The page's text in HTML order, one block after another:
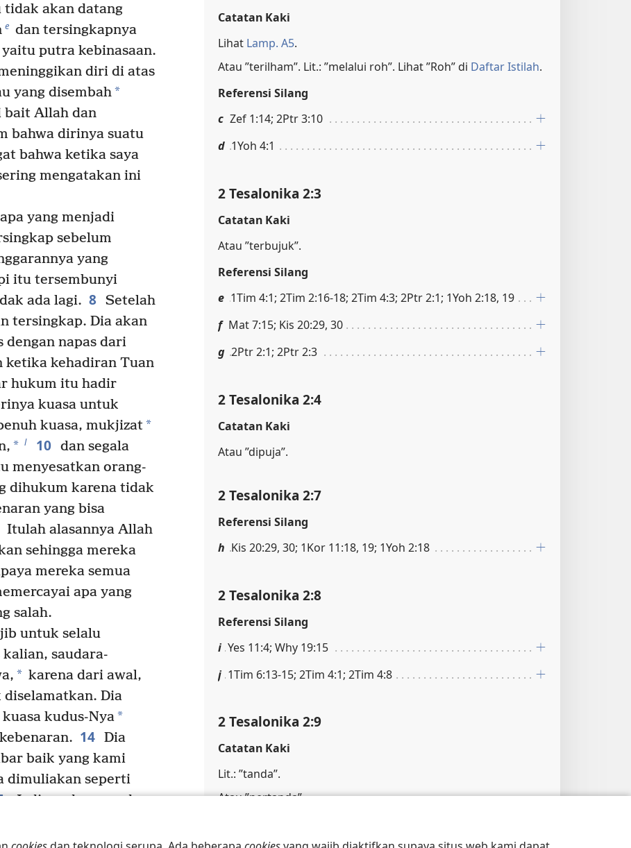
tidak akan datang
e dan tersingkapnya
yaitu putra kebinasaan.
diri di atas
yang disembah*
bait Allah dan
bahwa dirinya suatu
bahwa ketika saya
mengatakan ini
yang menjadi
sebelum
yang
itu tersembunyi
ada lagi. 8 Setelah
tersingkap. Dia akan
dengan napas dari
ketika kehadiran Tuan
hukum itu hadir
kuasa untuk
kuasa, mukjizat*
* l 10 dan segala
menyesatkan orang-
dihukum karena tidak
yang bisa
Itulah alasannya Allah
sehingga mereka
mereka semua
apa yang
salah.
untuk selalu
saudara-
* karena dari awal,
Dia
kudus-Nya*
14 Dia
baik yang kami
dimuliakan seperti
Jadi saudara-saudara,
baik secara lisan
Catatan Kaki
Lihat Lamp. A5.
Atau ”terilham”. Lit.: ”melalui roh”. Lihat ”Roh” di Daftar Istilah.
Referensi Silang
c Zef 1:14; 2Ptr 3:10
d 1Yoh 4:1
2 Tesalonika 2:3
Catatan Kaki
Atau ”terbujuk”.
Referensi Silang
e 1Tim 4:1; 2Tim 2:16-18; 2Tim 4:3; 2Ptr 2:1; 1Yoh 2:18, 19
f Mat 7:15; Kis 20:29, 30
g 2Ptr 2:1; 2Ptr 2:3
2 Tesalonika 2:4
Catatan Kaki
Atau ”dipuja”.
2 Tesalonika 2:7
Referensi Silang
h Kis 20:29, 30; 1Kor 11:18, 19; 1Yoh 2:18
2 Tesalonika 2:8
Referensi Silang
i Yes 11:4; Why 19:15
j 1Tim 6:13-15; 2Tim 4:1; 2Tim 4:8
2 Tesalonika 2:9
Catatan Kaki
Lit.: ”tanda”.
Atau ”pertanda”.